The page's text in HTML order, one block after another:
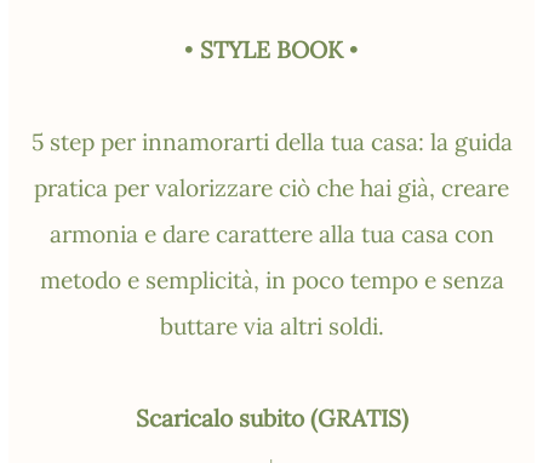
• STYLE BOOK•
5 step per innamorarti della tua casa: la guida
pratica per valorizzare ciò che hai già, creare
armonia e dare carattere alla tua casa con
metodo e semplicità, in poco tempo e senza
buttare via altri soldi.
Scaricalo subito (GRATIS)